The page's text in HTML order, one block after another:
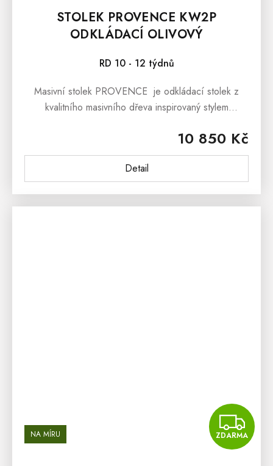
STOLEK PROVENCE KW2P
ODKLÁDACÍ OLIVOVÝ
RD 10 - 12 týdnů
10 850 Kč
Detail
Masivní stolek PROVENCE je odkládací stolek z
kvalitního masivního dřeva inspirovaný stylem
stolek PROVENCE je...
NA MÍRU ZDARMA